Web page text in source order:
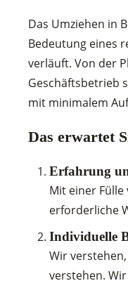
Das Umziehen in
Bedeutung eines
verläuft. Von der
Geschäftsbetrieb
mit minimalem
Das erwartet
Erfahrung
Mit einer
erforderliche
Individuelle
Wir
verstehen.